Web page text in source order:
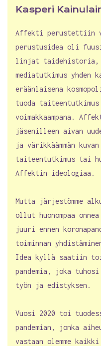
Kasperi
Affekti perustettiin
perustusidea oli
linjat taidehistoria,
mediatutkimus yhden
eräänlaisena
tuoda taiteentutkimus
voimakkaampana.
jäsenilleen aivan
ja värikkäämmän
taiteentutkimus tai
Affektin ideologiaa.
Mutta järjestömme
ollut huonompaa
juuri ennen
toiminnan
Idea kyllä saatiin
pandemia, joka tuhosi
työn ja edistyksen.
Vuosi 2020 toi
pandemian, jonka
vastaan olemme